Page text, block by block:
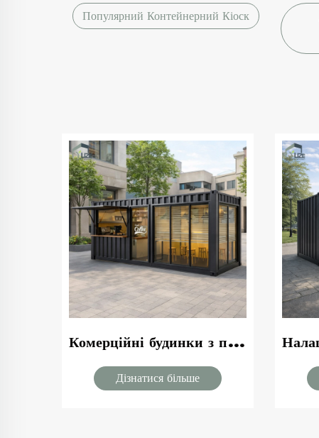
Популярний Контейнерний Кіоск
Комерційні будинки з попередньої підготовки, модульні портативні контейнерні кавові кіоски з дизайном даху
Дізнатися більше